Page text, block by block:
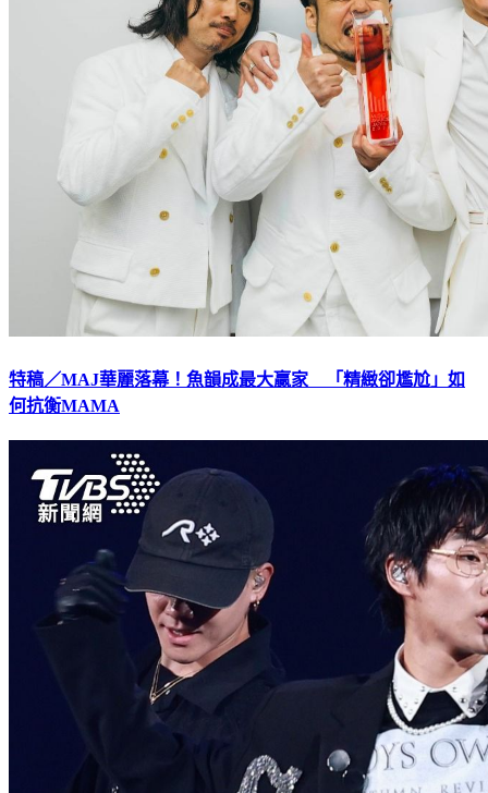
特稿／MAJ華麗落幕！魚韻成最大贏家 「精緻卻尷尬」如
何抗衡MAMA